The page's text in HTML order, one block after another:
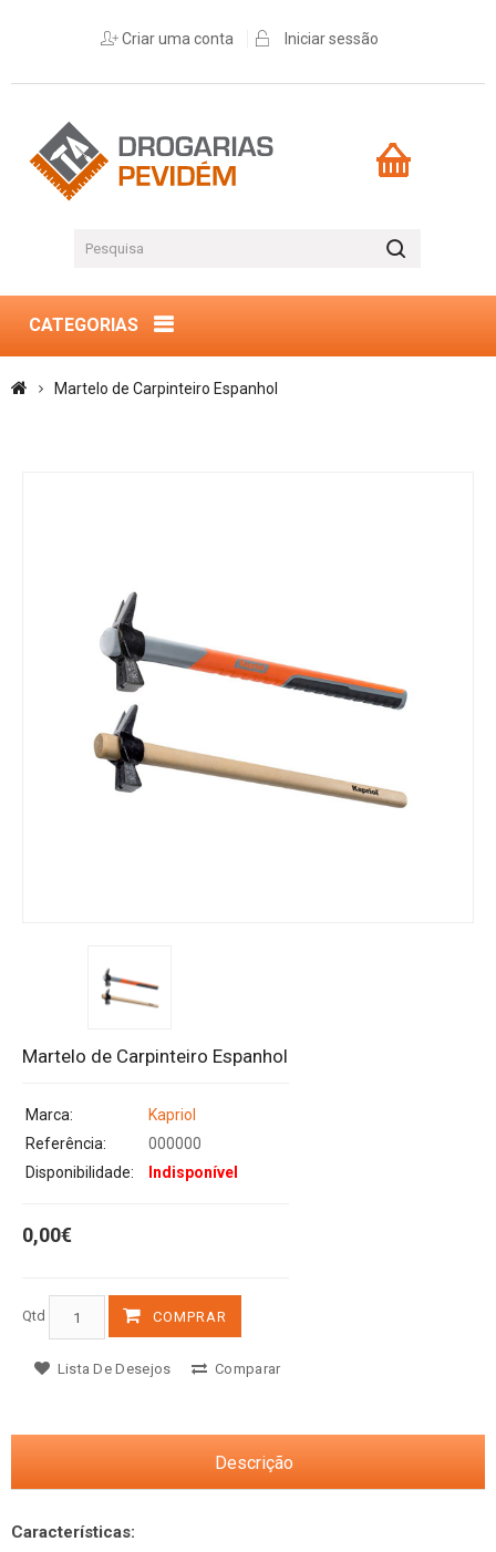
Criar uma conta Iniciar sessão
CATEGORIAS
Martelo de Carpinteiro Espanhol
Martelo de Carpinteiro Espanhol
Marca:
Kapriol
Referência:
000000
Disponibilidade:
Indisponível
0,00€
Qtd COMPRAR
Lista De Desejos Comparar
Descrição
Características: